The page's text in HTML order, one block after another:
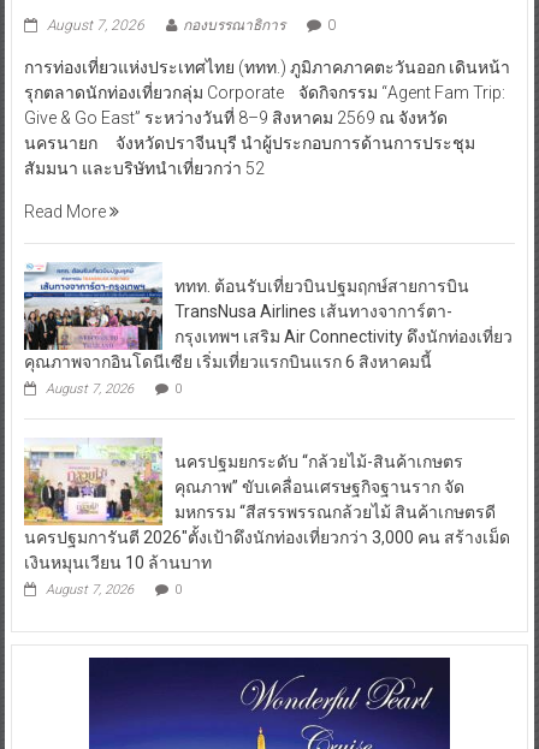
August 7, 2026 กองบรรณาธิการ 0
การท่องเที่ยวแห่งประเทศไทย (ททท.) ภูมิภาคภาคตะวันออก เดินหน้า
รุกตลาดนักท่องเที่ยวกลุ่ม Corporate จัดกิจกรรม “Agent Fam Trip:
Give & Go East” ระหว่างวันที่ 8–9 สิงหาคม 2569 ณ จังหวัด
นครนายก จังหวัดปราจีนบุรี นำผู้ประกอบการด้านการประชุม
สัมมนา และบริษัทนำเที่ยวกว่า 52
Read More
ททท. ต้อนรับเที่ยวบินปฐมฤกษ์สายการบิน
TransNusa Airlines เส้นทางจาการ์ตา-
กรุงเทพฯ เสริม Air Connectivity ดึงนักท่องเที่ยว
คุณภาพจากอินโดนีเซีย เริ่มเที่ยวแรกบินแรก 6 สิงหาคมนี้
August 7, 2026 0
นครปฐมยกระดับ “กล้วยไม้-สินค้าเกษตร
คุณภาพ” ขับเคลื่อนเศรษฐกิจฐานราก จัด
มหกรรม “สีสรรพรรณกล้วยไม้ สินค้าเกษตรดี
นครปฐมการันตี 2026″ตั้งเป้าดึงนักท่องเที่ยวกว่า 3,000 คน สร้างเม็ด
เงินหมุนเวียน 10 ล้านบาท
August 7, 2026 0